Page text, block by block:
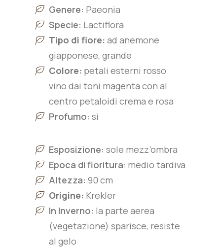
Genere: Paeonia
Specie: Lactiflora
Tipo di fiore: ad anemone
giapponese, grande
Colore: petali esterni rosso
vino dai toni magenta con al
centro petaloidi crema e rosa
Profumo: sì
Esposizione: sole mezz’ombra
Epoca di fioritura: medio tardiva
Altezza: 90 cm
Origine: Krekler
In Inverno: la parte aerea
(vegetazione) sparisce, resiste
al gelo